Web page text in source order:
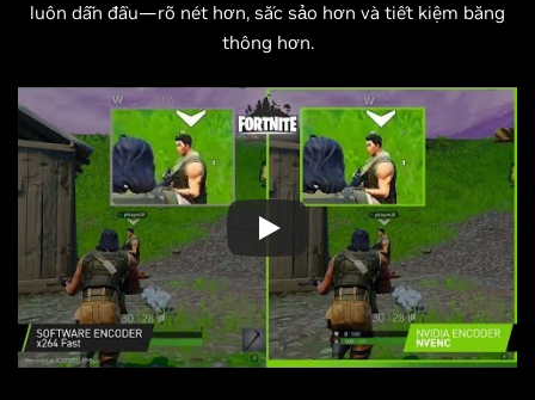
luôn dẫn đầu—rõ nét hơn, sắc sảo hơn và tiết kiệm băng
thông hơn.